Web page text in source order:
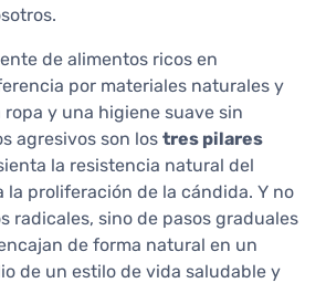
de alimentos ricos en
por materiales naturales y
y una higiene suave sin
agresivos son los tres pilares
la resistencia natural del
la proliferación de la cándida. Y no
radicales, sino de pasos graduales
de forma natural en un
de un estilo de vida saludable y